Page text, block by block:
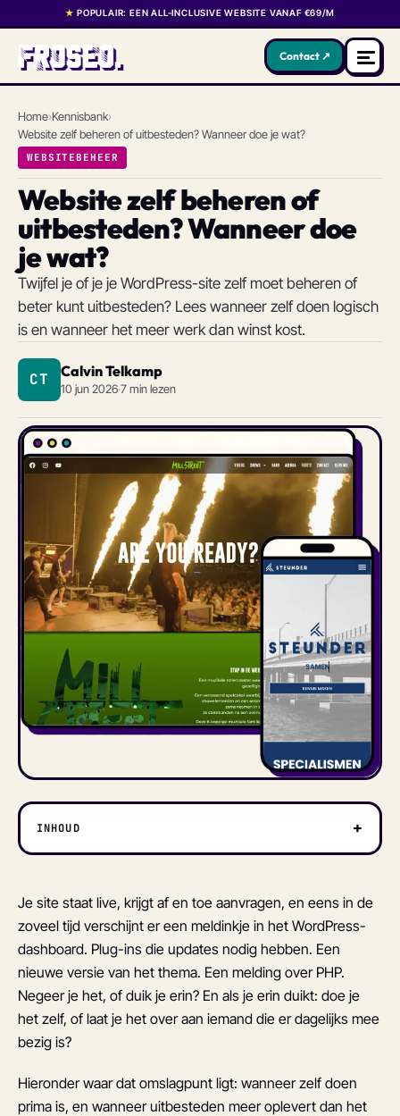
★ POPULAIR: EEN ALL-INCLUSIVE WEBSITE VANAF €69/M
Contact ↗
Home›Kennisbank›
Website zelf beheren of uitbesteden? Wanneer doe je wat?
WEBSITEBEHEER
Website zelf beheren of
uitbesteden? Wanneer doe
je wat?
Twijfel je of je je WordPress-site zelf moet beheren of
beter kunt uitbesteden? Lees wanneer zelf doen logisch
is en wanneer het meer werk dan winst kost.
CT Calvin Telkamp
10 jun 2026·7 min lezen
INHOUD +
Je site staat live, krijgt af en toe aanvragen, en eens in de
zoveel tijd verschijnt er een meldinkje in het WordPress-
dashboard. Plug-ins die updates nodig hebben. Een
nieuwe versie van het thema. Een melding over PHP.
Negeer je het, of duik je erin? En als je erin duikt: doe je
het zelf, of laat je het over aan iemand die er dagelijks mee
bezig is?
Hieronder waar dat omslagpunt ligt: wanneer zelf doen
prima is, en wanneer uitbesteden meer oplevert dan het